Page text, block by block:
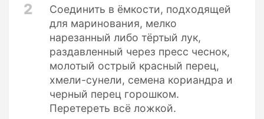
2
Соединить в ёмкости, подходящей
для маринования, мелко
нарезанный либо тёртый лук,
раздавленный через пресс чеснок,
молотый острый красный перец,
хмели-сунели, семена кориандра и
черный перец горошком.
Перетереть всё ложкой.